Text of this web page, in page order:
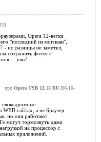
Opera 12-ветки
"последний из могикан",
но разницы не заметил,
сохранить фотку с
увы!
про Opera USB 12.18 RU[06-10-
глюкодромные
WEB-сайтах, а не браузер
но они работают
могут тормознуть даже
на процессор с
приложений.